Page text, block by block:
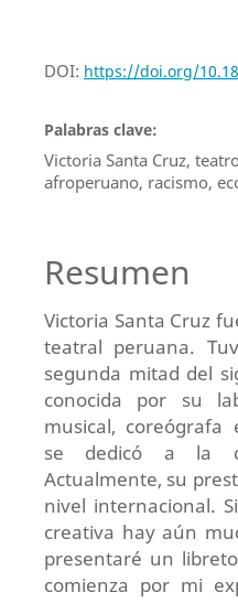
DOI: https://doi.org/
Palabras clave:
Victoria Santa Cruz,
afroperuano, racismo,
Resumen
Victoria Santa Cruz
teatral peruana.
segunda mitad del
conocida por su
musical, coreógrafa
se dedicó a la
Actualmente, su
nivel internacional.
creativa hay aún
presentaré un
comienza por mi